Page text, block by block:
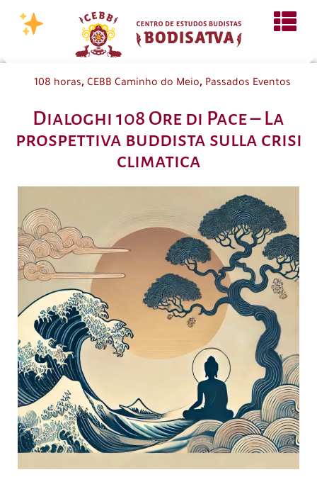
108 horas, CEBB Caminho do Meio, Passados Eventos
Dialoghi 108 Ore di Pace – La
prospettiva buddista sulla crisi
climatica